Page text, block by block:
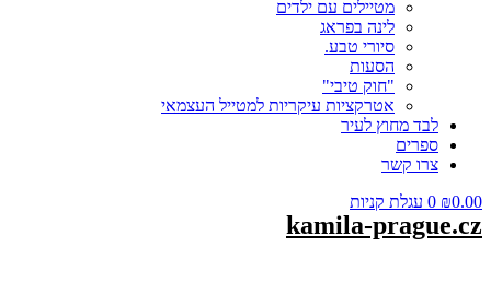
מטיילים עם ילדים
לינה בפראג
סיורי טבע.
הסעות
"חוק טיבי"
אטרקציות עיקריות למטייל העצמאי
לבד מחוץ לעיר
ספרים
צרו קשר
₪0.00
0 עגלת קניות
kamila-prague.cz